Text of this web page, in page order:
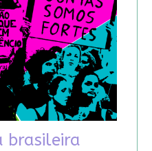
brasileira